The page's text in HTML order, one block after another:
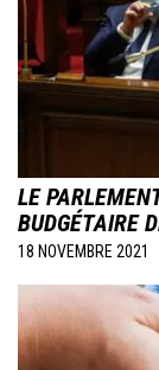
LE
BUDGÉTAIRE
18 NOVEMBRE 2021
Image